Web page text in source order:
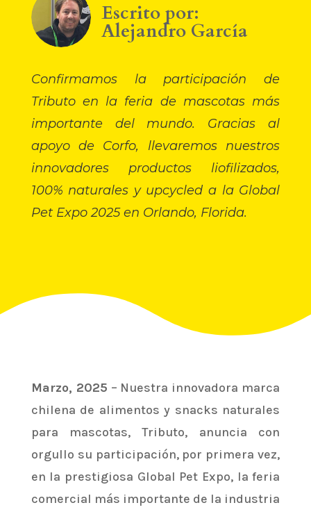
Escrito por:
Alejandro García
Confirmamos la participación de
Tributo en la feria de mascotas más
importante del mundo. Gracias al
apoyo de Corfo, llevaremos nuestros
innovadores productos liofilizados,
100% naturales y upcycled a la Global
Pet Expo 2025 en Orlando, Florida.
Marzo, 2025 – Nuestra innovadora marca
chilena de alimentos y snacks naturales
para mascotas, Tributo, anuncia con
orgullo su participación, por primera vez,
en la prestigiosa Global Pet Expo, la feria
comercial más importante de la industria